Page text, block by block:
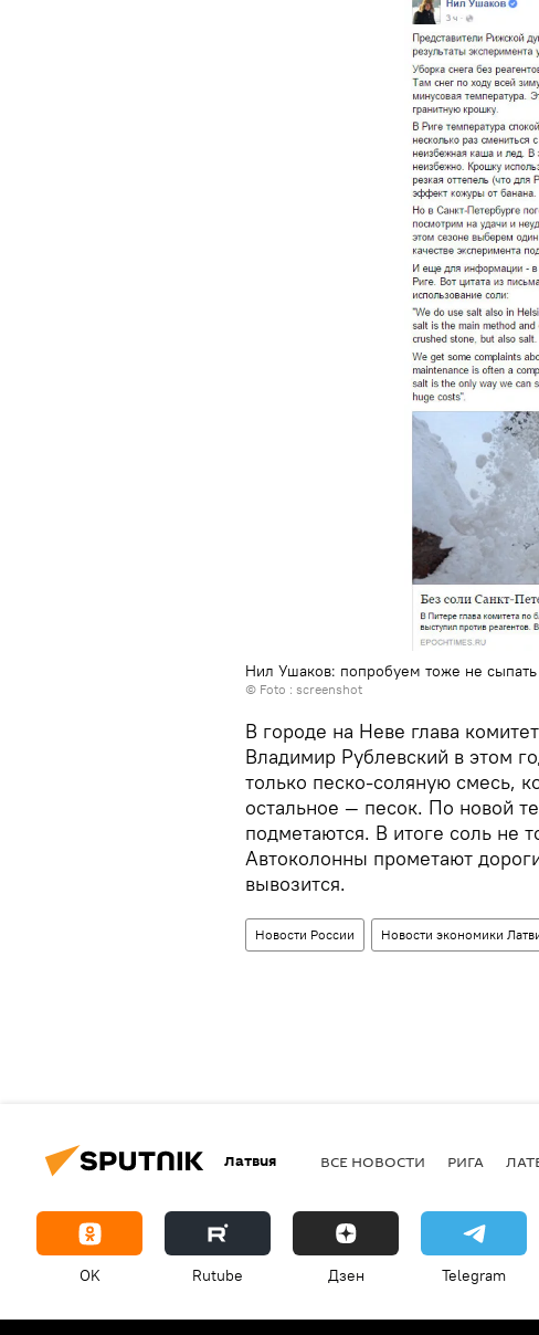
Нил Ушаков: попробуем тоже не сыпать
© Foto : screenshot
В городе на Неве глава
Владимир Рублевский в этом
только песко-соляную смесь,
остальное — песок. По новой
подметаются. В итоге соль не
Автоколонны прометают
вывозится.
Новости России Новости экономики
Латвия ВСЕ НОВОСТИ РИГА
OK Rutube Дзен Telegram